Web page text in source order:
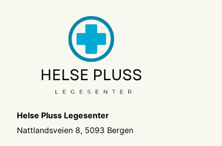
Helse Pluss Legesenter
Nattlandsveien 8, 5093 Bergen